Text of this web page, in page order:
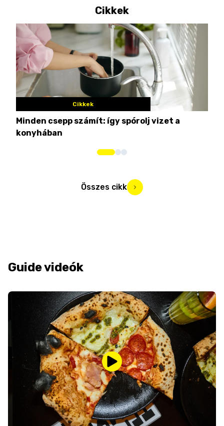
Cikkek
Cikkek
Minden csepp számít: így spórolj vizet a
konyhában
Összes cikk
Guide videók